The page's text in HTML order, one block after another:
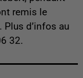
remis le
d’infos au
32.